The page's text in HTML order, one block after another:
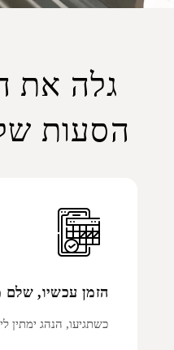
גלה את
הסעות
הזמן עכשיו, שלם
כשתגיעו, הנהג ימתין